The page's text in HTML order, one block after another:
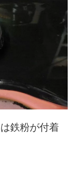
鉄粉が付着